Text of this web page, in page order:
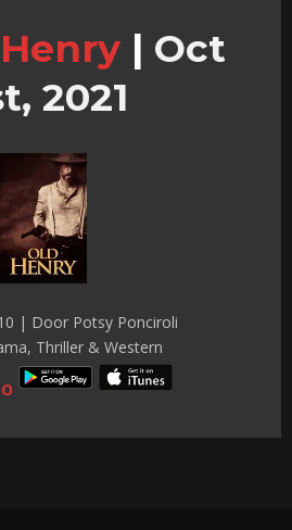
| Oct
2021
| Door Potsy Ponciroli
Thriller & Western